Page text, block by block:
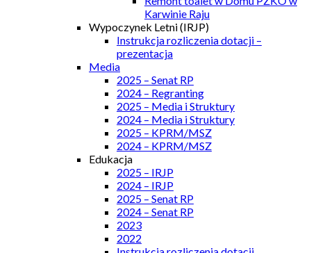
Karwinie Raju
Wypoczynek Letni (IRJP)
Instrukcja rozliczenia dotacji –
prezentacja
Media
2025 – Senat RP
2024 – Regranting
2025 – Media i Struktury
2024 – Media i Struktury
2025 – KPRM/MSZ
2024 – KPRM/MSZ
Edukacja
2025 – IRJP
2024 – IRJP
2025 – Senat RP
2024 – Senat RP
2023
2022